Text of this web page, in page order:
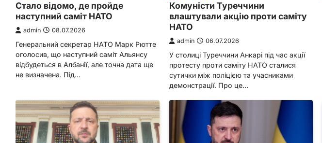
Стало відомо, де пройде
наступний саміт НАТО
admin 08.07.2026
Генеральний секретар НАТО Марк Рютте
оголосив, що наступний саміт Альянсу
відбудеться в Албанії, але точна дата ще
не визначена. Під…
Комуністи Туреччини
влаштували акцію проти саміту
НАТО
admin 06.07.2026
У столиці Туреччини Анкарі під час акції
протесту проти саміту НАТО сталися
сутички між поліцією та учасниками
демонстрації. Про це…